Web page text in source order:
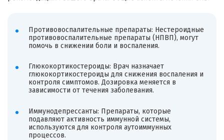
Противовоспалительные препараты: Нестероидные
противовоспалительные препараты (НПВП), могут
помочь в снижении боли и воспаления.
Глюкокортикостероиды: Врач назначает
глюкокортикостероиды для снижения воспаления и
контроля симптомов. Дозировка меняется в
зависимости от течения заболевания.
Иммунодепрессанты: Препараты, которые
подавляют активность иммунной системы,
используются для контроля аутоиммунных
процессов.